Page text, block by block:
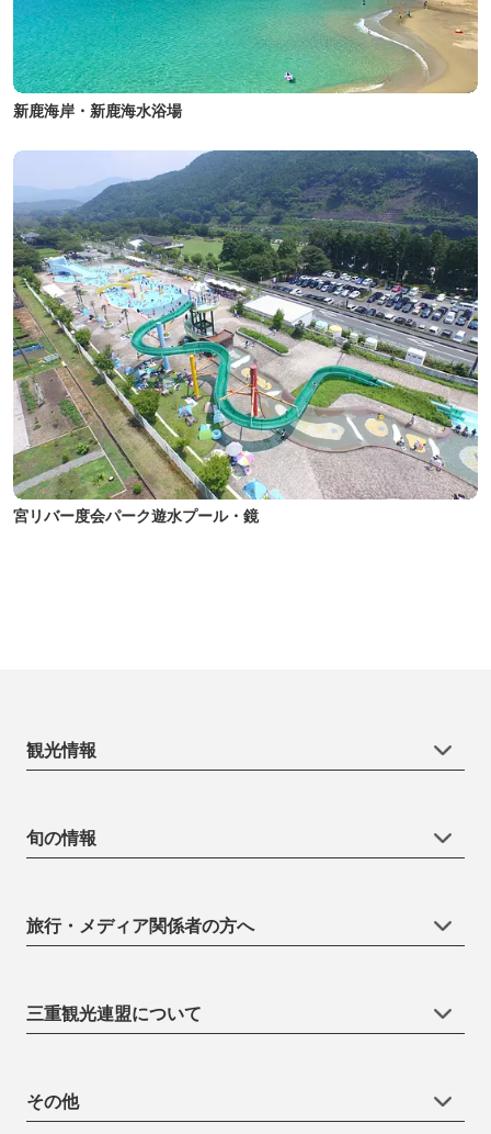
新鹿海岸・新鹿海水浴場
宮リバー度会パーク遊水プール・鏡
観光情報
旬の情報
旅行・メディア関係者の方へ
三重観光連盟について
その他